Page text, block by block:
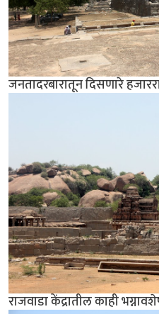
जनतादरबारातून दिसणारे
राजवाडा केंद्रातील काही